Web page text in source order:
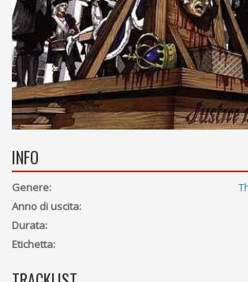
INFO
Genere:
Anno di uscita:
Durata:
Etichetta: